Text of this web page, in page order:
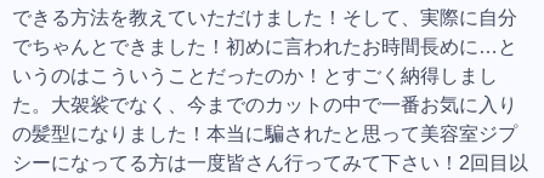
できる方法を教えていただけました！そして、実際に自分
でちゃんとできました！初めに言われたお時間長めに…と
いうのはこういうことだったのか！とすごく納得しまし
た。大袈裟でなく、今までのカットの中で一番お気に入り
の髪型になりました！本当に騙されたと思って美容室ジプ
シーになってる方は一度皆さん行ってみて下さい！2回目以